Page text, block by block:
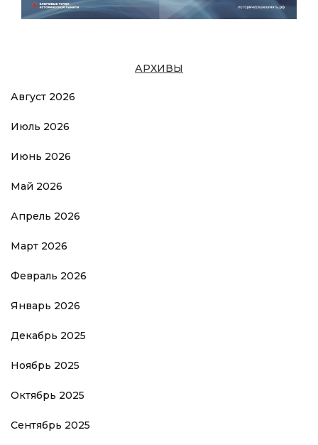
АРХИВЫ
Август 2026
Июль 2026
Июнь 2026
Май 2026
Апрель 2026
Март 2026
Февраль 2026
Январь 2026
Декабрь 2025
Ноябрь 2025
Октябрь 2025
Сентябрь 2025